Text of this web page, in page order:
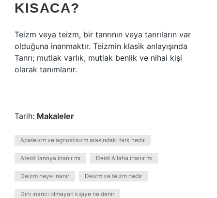
KISACA?
Teizm veya teizm, bir tanrının veya tanrıların var
olduğuna inanmaktır. Teizmin klasik anlayışında
Tanrı; mutlak varlık, mutlak benlik ve nihai kişi
olarak tanımlanır.
Tarih: Makaleler
Apateizm ve agnostisizm arasındaki fark nedir
Ateist tanrıya inanır mı Deist Allaha inanır mı
Deizm neye inanır Deizm ve teizm nedir
Dini inancı olmayan kişiye ne denir